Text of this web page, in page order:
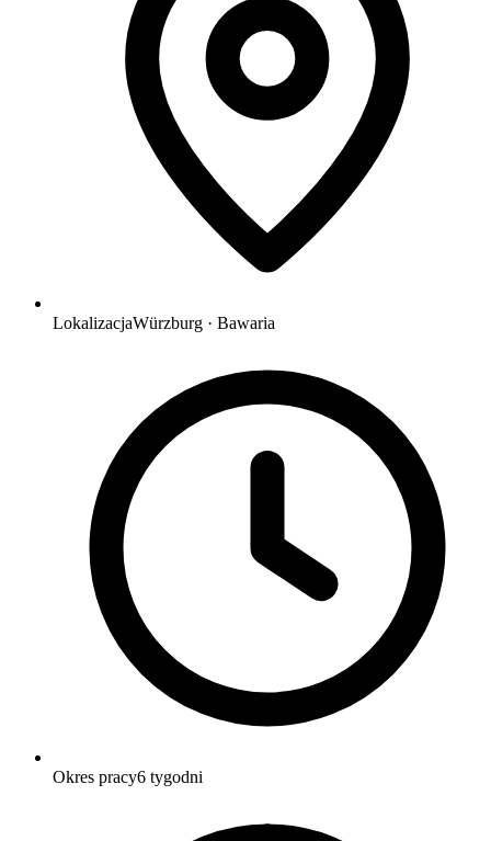
LokalizacjaWürzburg · Bawaria
Okres pracy6 tygodni